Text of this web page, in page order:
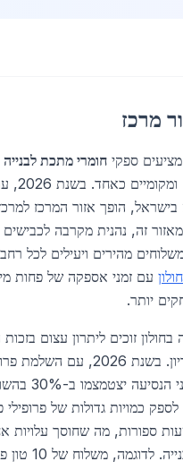
מרכז
ספקי חומרי מתכת לבנייה
משמעותיים
הופך אזור המרכז למרכז
זה, נהנית מקרבה
משלוחים מהירים ויעילים לכל
עם זמני אספקה של פחות
יותר.
זוכים ליתרון עצום
אשדוד ולשדה התעופה בן גוריון. בשנת
כמויות גדולות של פרופילי
ספורות, מה שחוסך עלויות